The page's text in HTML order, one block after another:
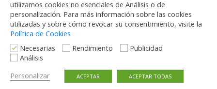
utilizamos cookies no esenciales de Análisis o de
personalización. Para más información sobre las cookies
utilizadas y sobre cómo revocar su consentimiento, visite la
Política de Cookies
Necesarias
Rendimiento
Publicidad
Análisis
Personalizar
ACEPTAR ACEPTAR TODAS